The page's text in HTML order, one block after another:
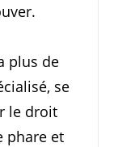
plus de
se
le droit
phare et